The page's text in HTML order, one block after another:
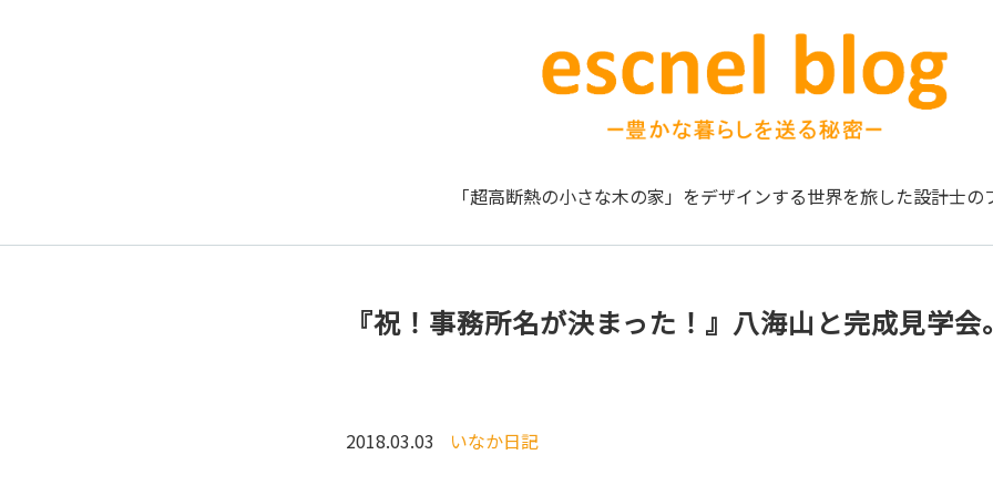
「超高断熱の小さな木の家」をデザインする世界を旅した設計士の
『祝！事務所名が決まった！』八海山と完成見学会。
2018.03.03 いなか日記